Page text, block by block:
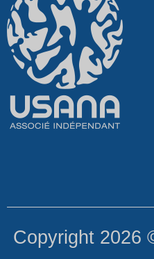
Copyright 2026